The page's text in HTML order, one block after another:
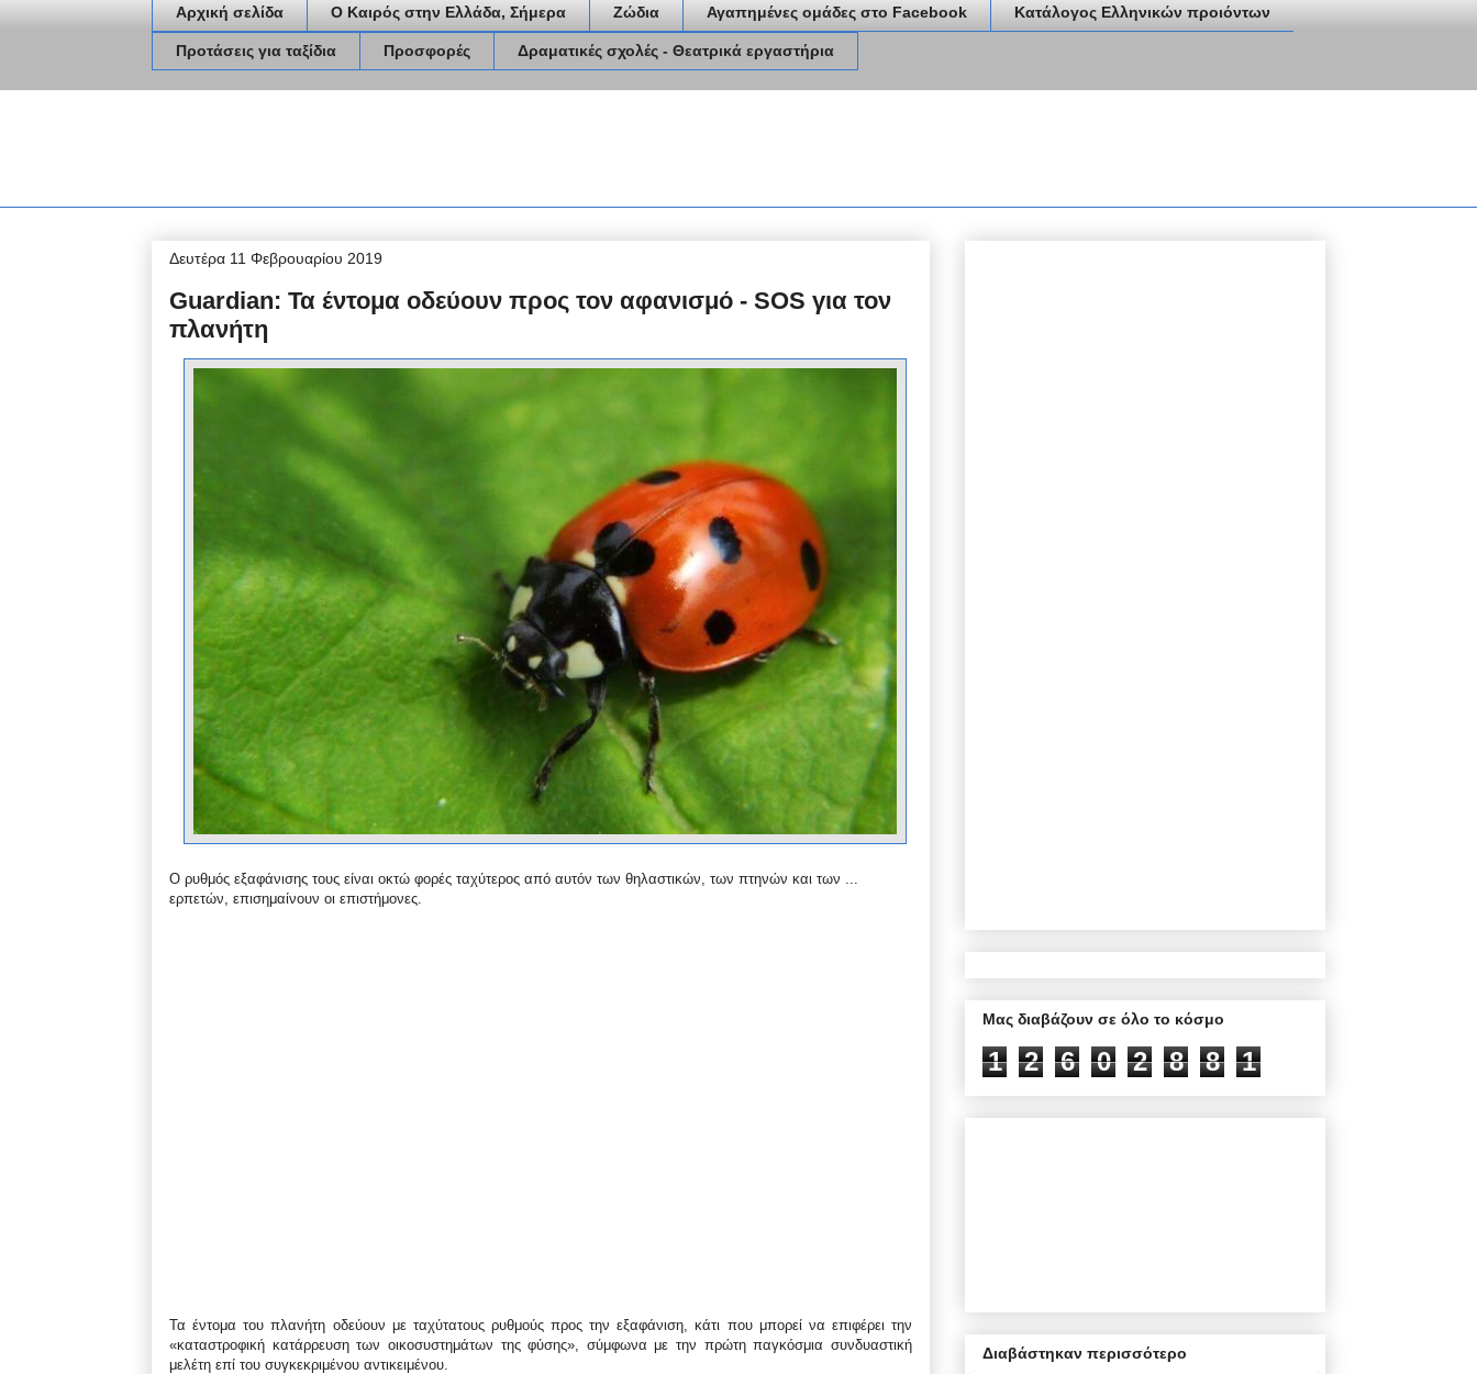
Αρχική σελίδα Ο Καιρός στην Ελλάδα, Σήμερα Ζώδια Αγαπημένες ομάδες στο Facebook Κατάλογος Ελληνικών προιόντων
Προτάσεις για ταξίδια Προσφορές Δραματικές σχολές - Θεατρικά εργαστήρια
Δευτέρα 11 Φεβρουαρίου 2019
Guardian: Τα έντομα οδεύουν προς τον αφανισμό - SOS για τον
πλανήτη
Ο ρυθμός εξαφάνισης τους είναι οκτώ φορές ταχύτερος από αυτόν των θηλαστικών, των πτηνών και των ...
ερπετών, επισημαίνουν οι επιστήμονες.
Τα έντομα του πλανήτη οδεύουν με ταχύτατους ρυθμούς προς την εξαφάνιση, κάτι που μπορεί να επιφέρει την
«καταστροφική κατάρρευση των οικοσυστημάτων της φύσης», σύμφωνα με την πρώτη παγκόσμια συνδυαστική
μελέτη επί του συγκεκριμένου αντικειμένου.
Μας διαβάζουν σε όλο το κόσμο
1 2 6 0 2 8 8 1
Διαβάστηκαν περισσότερο